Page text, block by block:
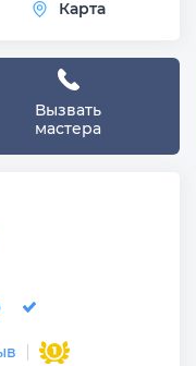
Карта
Вызвать
мастера